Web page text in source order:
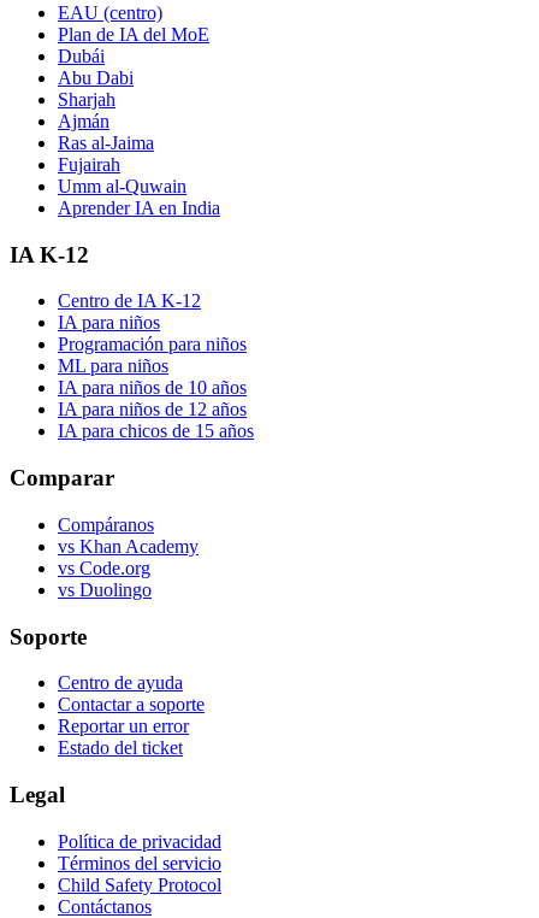
EAU (centro)
Plan de IA del MoE
Dubái
Abu Dabi
Sharjah
Ajmán
Ras al-Jaima
Fujairah
Umm al-Quwain
Aprender IA en India
IA K-12
Centro de IA K-12
IA para niños
Programación para niños
ML para niños
IA para niños de 10 años
IA para niños de 12 años
IA para chicos de 15 años
Comparar
Compáranos
vs Khan Academy
vs Code.org
vs Duolingo
Soporte
Centro de ayuda
Contactar a soporte
Reportar un error
Estado del ticket
Legal
Política de privacidad
Términos del servicio
Child Safety Protocol
Contáctanos